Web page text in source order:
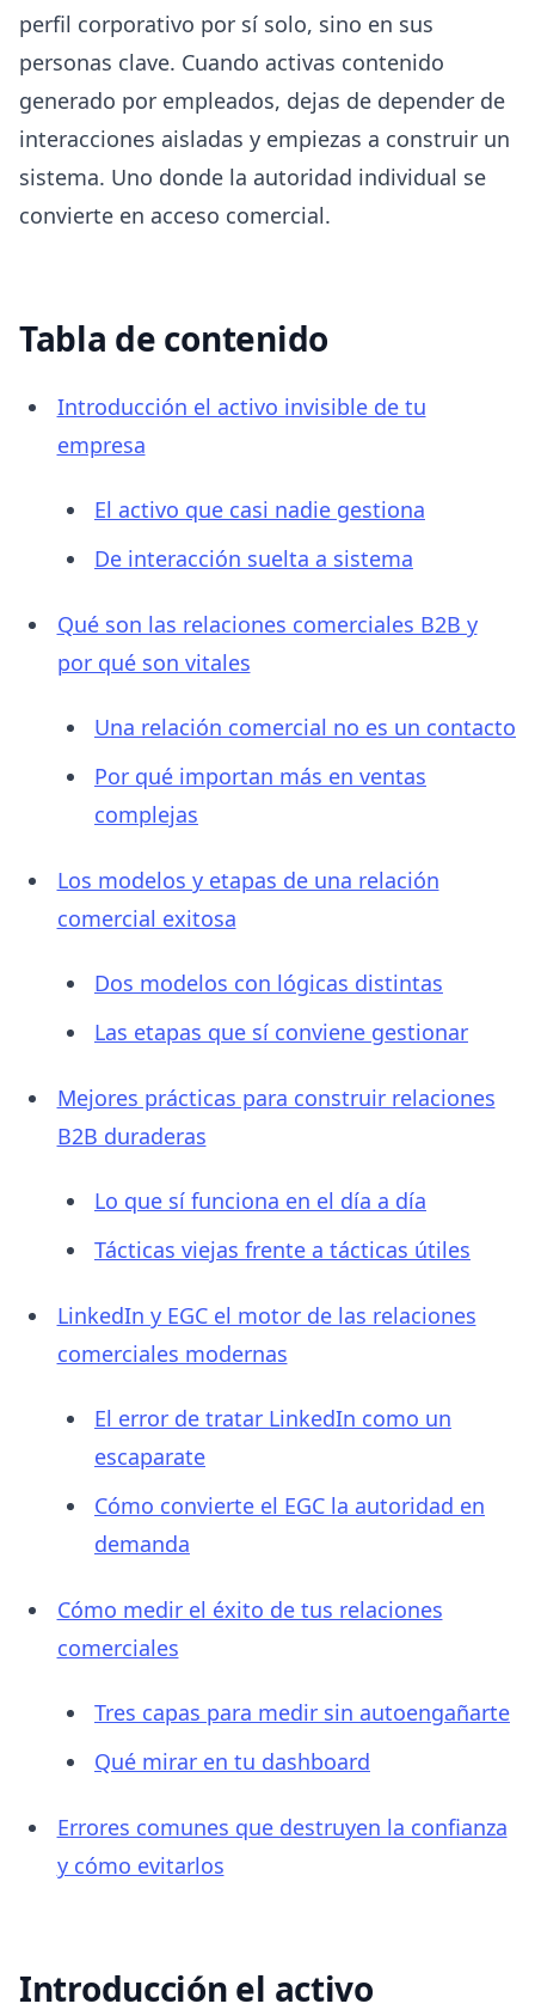
perfil corporativo por sí solo, sino en sus
personas clave. Cuando activas contenido
generado por empleados, dejas de depender de
interacciones aisladas y empiezas a construir un
sistema. Uno donde la autoridad individual se
convierte en acceso comercial.
Tabla de contenido
Introducción el activo invisible de tu
empresa
El activo que casi nadie gestiona
De interacción suelta a sistema
Qué son las relaciones comerciales B2B y
por qué son vitales
Una relación comercial no es un contacto
Por qué importan más en ventas
complejas
Los modelos y etapas de una relación
comercial exitosa
Dos modelos con lógicas distintas
Las etapas que sí conviene gestionar
Mejores prácticas para construir relaciones
B2B duraderas
Lo que sí funciona en el día a día
Tácticas viejas frente a tácticas útiles
LinkedIn y EGC el motor de las relaciones
comerciales modernas
El error de tratar LinkedIn como un
escaparate
Cómo convierte el EGC la autoridad en
demanda
Cómo medir el éxito de tus relaciones
comerciales
Tres capas para medir sin autoengañarte
Qué mirar en tu dashboard
Errores comunes que destruyen la confianza
y cómo evitarlos
Introducción el activo